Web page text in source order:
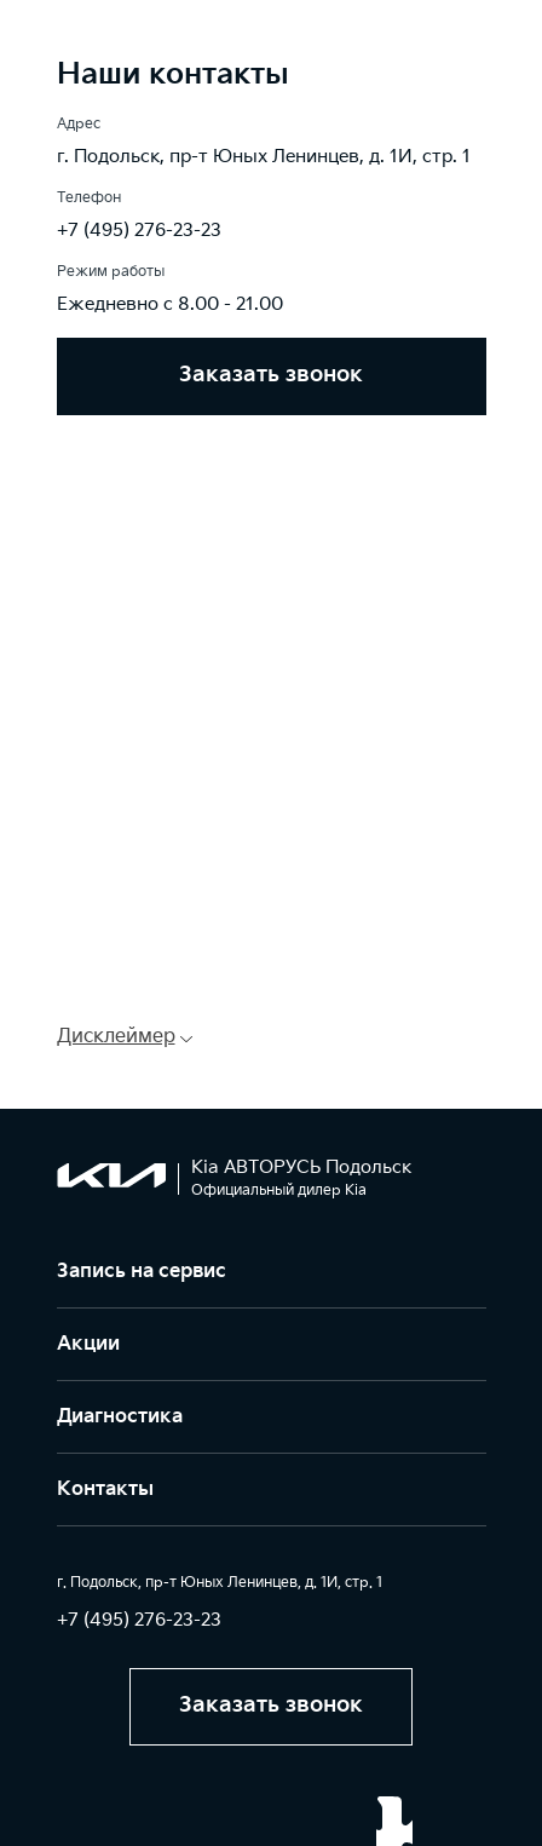
Наши контакты
Адрес
г. Подольск, пр-т Юных Ленинцев, д. 1И, стр. 1
Телефон
+7 (495) 276-23-23
Режим работы
Ежедневно с 8.00 - 21.00
Заказать звонок
Дисклеймер
Kia АВТОРУСЬ Подольск
Официальный дилер Kia
Запись на сервис
Акции
Диагностика
Контакты
г. Подольск, пр-т Юных Ленинцев, д. 1И, стр. 1
+7 (495) 276-23-23
Заказать звонок